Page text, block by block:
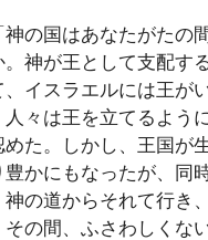
の国はあなたがたの
。神が王として支配す
、イスラエルには王が
人々は王を立てるよう
めた。しかし、王国が
豊かにもなったが、同
神の道からそれて行き
その間、ふさわしくな